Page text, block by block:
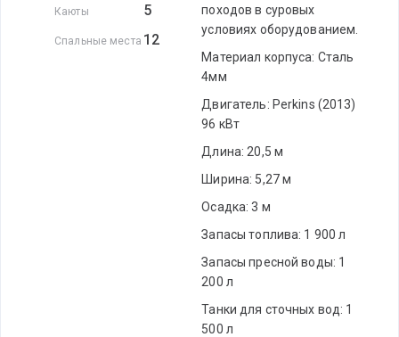
Каюты 5
Спальные места 12
походов в суровых
условиях оборудованием.
Материал корпуса: Сталь
4мм
Двигатель: Perkins (2013)
96 кВт
Длина: 20,5 м
Ширина: 5,27 м
Осадка: 3 м
Запасы топлива: 1 900 л
Запасы пресной воды: 1
200 л
Танки для сточных вод: 1
500 л